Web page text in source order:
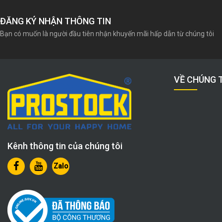
ĐĂNG KÝ NHẬN THÔNG TIN
Bạn có muốn là người đầu tiên nhận khuyến mãi hấp dẫn từ chúng tôi
Kênh thông tin của chúng tôi
Zalo
VỀ CHÚNG